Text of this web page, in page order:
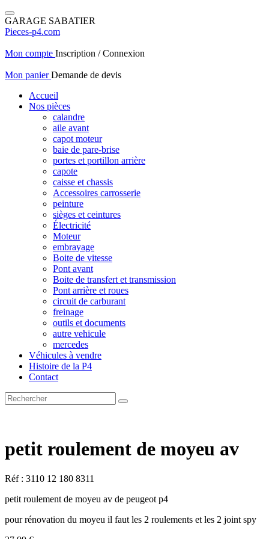
GARAGE SABATIER
Pieces-p4.com
Mon compte Inscription / Connexion
Mon panierDemande de devis
Accueil
Nos pièces
calandre
aile avant
capot moteur
baie de pare-brise
portes et portillon arrière
capote
caisse et chassis
Accessoires carrosserie
peinture
sièges et ceintures
Électricité
Moteur
embrayage
Boite de vitesse
Pont avant
Boite de transfert et transmission
Pont arrière et roues
circuit de carburant
freinage
outils et documents
autre vehicule
mercedes
Véhicules à vendre
Histoire de la P4
Contact
petit roulement de moyeu av
Réf : 3110 12 180 8311
petit roulement de moyeu av de peugeot p4
pour rénovation du moyeu il faut les 2 roulements et les 2 joint spy